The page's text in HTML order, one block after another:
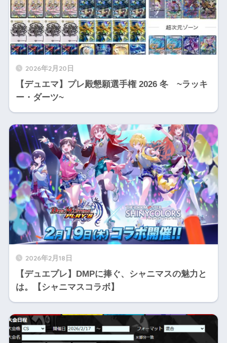
2026年2月20日
【デュエマ】プレ殿懇願選手権 2026 冬 ~ラッキ
ー・ダーツ~
2026年2月18日
【デュエプレ】DMPに捧ぐ、シャニマスの魅力と
は。【シャニマスコラボ】